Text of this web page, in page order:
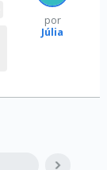
por
Júlia